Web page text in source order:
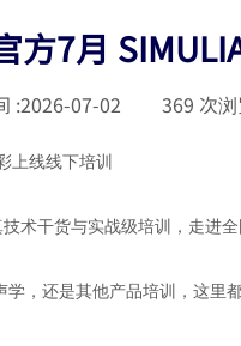
方7月
:2026-07-02 369 次
上线线下培训
术干货与实战级培训，走进
，还是其他产品培训，这